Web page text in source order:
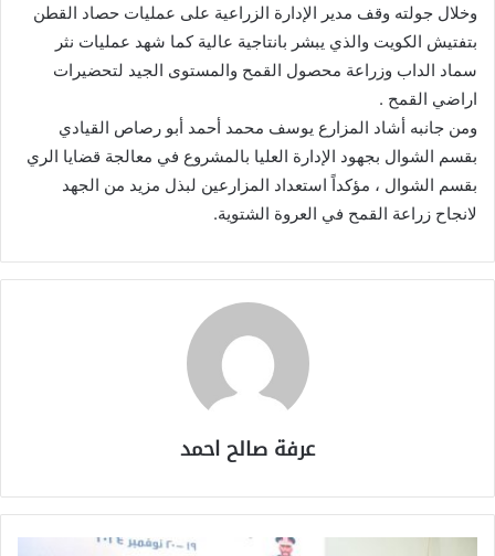
وخلال جولته وقف مدير الإدارة الزراعية على عمليات حصاد القطن
بتفتيش الكويت والذي يبشر بانتاجية عالية كما شهد عمليات نثر
سماد الداب وزراعة محصول القمح والمستوى الجيد لتحضيرات
اراضي القمح .
ومن جانبه أشاد المزارع يوسف محمد أحمد أبو رصاص القيادي
بقسم الشوال بجهود الإدارة العليا بالمشروع في معالجة قضايا الري
بقسم الشوال ، مؤكداً استعداد المزارعين لبذل مزيد من الجهد
لانجاح زراعة القمح في العروة الشتوية.
عرفة صالح احمد